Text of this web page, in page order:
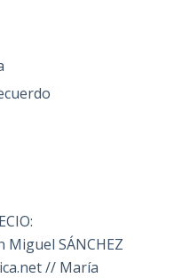
Miguel SÁNCHEZ
// María